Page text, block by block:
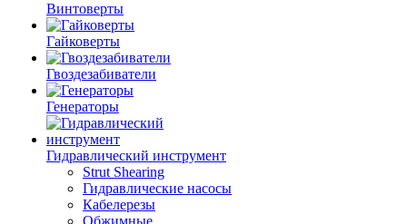
Винтоверты
Гайковерты
Гвоздезабиватели
Генераторы
Гидравлический инструмент
Strut Shearing
Гидравлические насосы
Кабелерезы
Обжимные